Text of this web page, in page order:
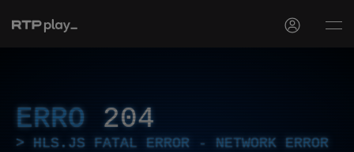
ERRO 204
HLS.JS FATAL ERROR - NETWORK ERROR